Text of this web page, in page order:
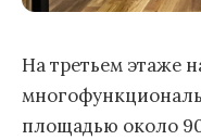
На третьем этаже
площадью около